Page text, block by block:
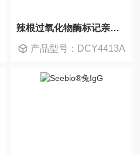
辣根过氧化物酶标记亲和纯化山羊抗小鼠IgG
产品型号：DCY4413A